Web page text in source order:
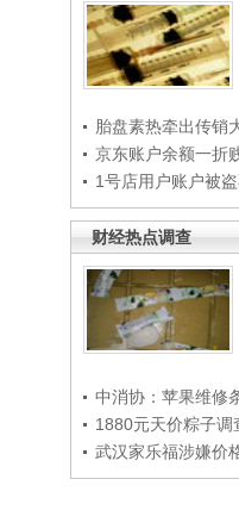
胎盘素热牵出传销
京东账户余额一折
1号店用户账户被
财经热点调查
中消协：苹果维修
1880元天价粽子调
武汉家乐福涉嫌价